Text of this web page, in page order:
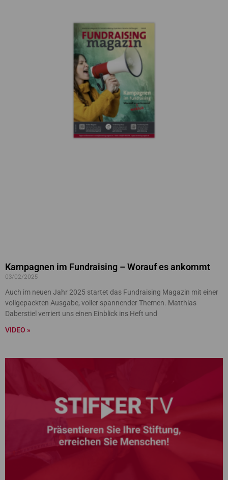
Kampagnen im Fundraising – Worauf es ankommt
03/02/2025
Auch im neuen Jahr 2025 startet das Fundraising Magazin mit einer
vollgepackten Ausgabe, voller spannender Themen. Matthias
Daberstiel verriert uns einen Einblick ins Heft und
VIDEO »